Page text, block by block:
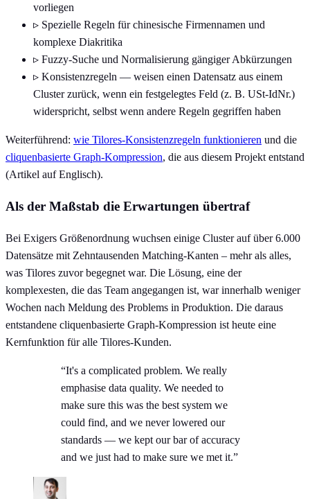
vorliegen
▹ Spezielle Regeln für chinesische Firmennamen und
komplexe Diakritika
▹ Fuzzy-Suche und Normalisierung gängiger Abkürzungen
▹ Konsistenzregeln — weisen einen Datensatz aus einem
Cluster zurück, wenn ein festgelegtes Feld (z. B. USt-IdNr.)
widerspricht, selbst wenn andere Regeln gegriffen haben
Weiterführend: wie Tilores-Konsistenzregeln funktionieren und die
cliquenbasierte Graph-Kompression, die aus diesem Projekt entstand
(Artikel auf Englisch).
Als der Maßstab die Erwartungen übertraf
Bei Exigers Größenordnung wuchsen einige Cluster auf über 6.000
Datensätze mit Zehntausenden Matching-Kanten – mehr als alles,
was Tilores zuvor begegnet war. Die Lösung, eine der
komplexesten, die das Team angegangen ist, war innerhalb weniger
Wochen nach Meldung des Problems in Produktion. Die daraus
entstandene cliquenbasierte Graph-Kompression ist heute eine
Kernfunktion für alle Tilores-Kunden.
“It's a complicated problem. We really
emphasise data quality. We needed to
make sure this was the best system we
could find, and we never lowered our
standards — we kept our bar of accuracy
and we just had to make sure we met it.”